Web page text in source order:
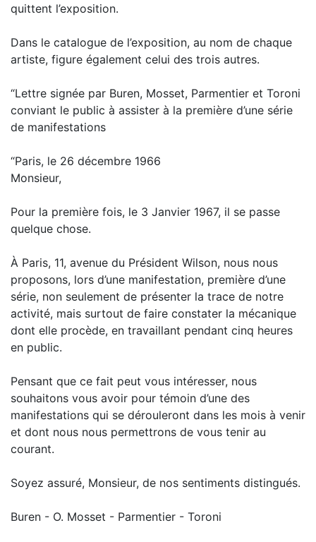
quittent l’exposition.
Dans le catalogue de l’exposition, au nom de chaque
artiste, figure également celui des trois autres.
“Lettre signée par Buren, Mosset, Parmentier et Toroni
conviant le public à assister à la première d’une série
de manifestations
“Paris, le 26 décembre 1966
Monsieur,
Pour la première fois, le 3 Janvier 1967, il se passe
quelque chose.
À Paris, 11, avenue du Président Wilson, nous nous
proposons, lors d’une manifestation, première d’une
série, non seulement de présenter la trace de notre
activité, mais surtout de faire constater la mécanique
dont elle procède, en travaillant pendant cinq heures
en public.
Pensant que ce fait peut vous intéresser, nous
souhaitons vous avoir pour témoin d’une des
manifestations qui se dérouleront dans les mois à venir
et dont nous nous permettrons de vous tenir au
courant.
Soyez assuré, Monsieur, de nos sentiments distingués.
Buren - O. Mosset - Parmentier - Toroni